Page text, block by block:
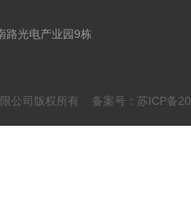
路光电产业园9栋
限公司版权所有 备案号：苏ICP备